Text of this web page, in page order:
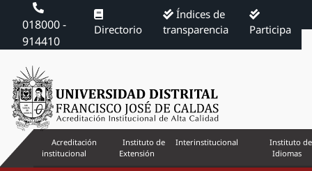
018000 -
914410
Directorio
Índices de
transparencia
Participa
Acreditación
institucional
Instituto de
Extensión
Interinstitucional
Instituto de
Idiomas